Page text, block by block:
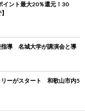
イント最大20％還元！30
指導 名城大学が講演会と導
リーがスタート 和歌山市内5